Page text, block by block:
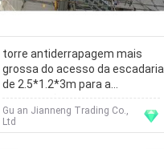
torre antiderrapagem mais
grossa do acesso da escadaria
de 2.5*1.2*3m para a
construção da alta altitude
Gu an Jianneng Trading Co.,
Ltd